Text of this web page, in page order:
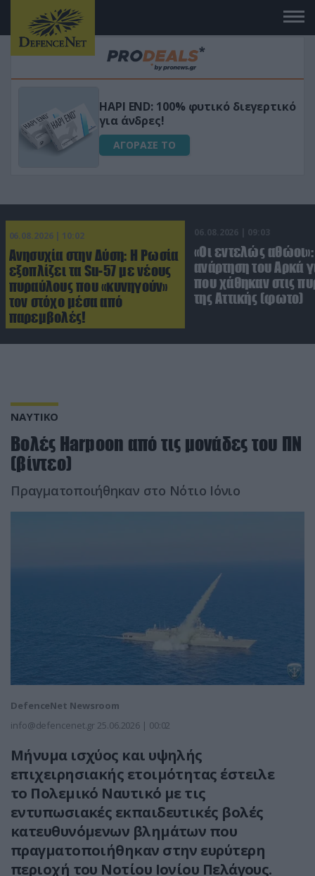
Μεταμόρφωσε τον κήπο σου με το
Ultra Box Μίνι Αλυσοπρίονο με
μπαταρία λιθίου
ΑΓΟΡΑΣΕ ΤΟ
06.08.2026 | 10:02
Ανησυχία στην Δύση: H Ρωσία
εξοπλίζει τα Su-57 με νέους
πυραύλους που «κυνηγούν»
τον στόχο μέσα από
παρεμβολές!
06.08.2026 | 09:03
«Οι εντελώς
ανάρτηση του Αρκά
που χάθηκαν στις
της Αττικής (φωτο)
ΝΑΥΤΙΚΟ
Βολές Harpoon από τις μονάδες του ΠΝ
(βίντεο)
Πραγματοποιήθηκαν στο Νότιο Ιόνιο
DefenceNet Newsroom
info@defencenet.gr 25.06.2026 | 00:02
Μήνυμα ισχύος και υψηλής
επιχειρησιακής ετοιμότητας έστειλε
το Πολεμικό Ναυτικό με τις
εντυπωσιακές εκπαιδευτικές βολές
κατευθυνόμενων βλημάτων που
πραγματοποιήθηκαν στην ευρύτερη
περιοχή του Νοτίου Ιονίου Πελάγους.